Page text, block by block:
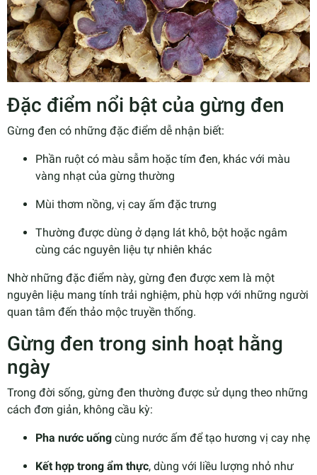
Đặc điểm nổi bật của gừng đen
Gừng đen có những đặc điểm dễ nhận biết:
Phần ruột có màu sẫm hoặc tím đen, khác với màu
vàng nhạt của gừng thường
Mùi thơm nồng, vị cay ấm đặc trưng
Thường được dùng ở dạng lát khô, bột hoặc ngâm
cùng các nguyên liệu tự nhiên khác
Nhờ những đặc điểm này, gừng đen được xem là một
nguyên liệu mang tính trải nghiệm, phù hợp với những người
quan tâm đến thảo mộc truyền thống.
Gừng đen trong sinh hoạt hằng
ngày
Trong đời sống, gừng đen thường được sử dụng theo những
cách đơn giản, không cầu kỳ:
Pha nước uống cùng nước ấm để tạo hương vị cay nhẹ
Kết hợp trong ẩm thực, dùng với liều lượng nhỏ như